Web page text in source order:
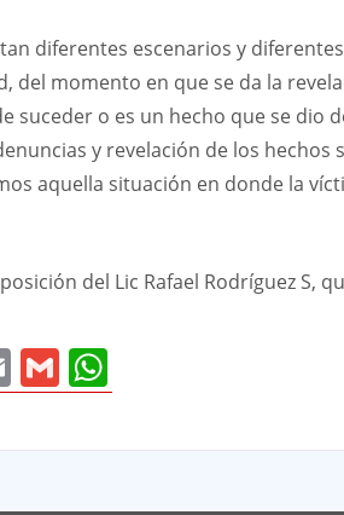
diferentes escenarios y
del momento en que se da la
suceder o es un hecho que se
y revelación de los
aquella situación en donde la
del Lic Rafael Rodríguez S,
Email
Gmail